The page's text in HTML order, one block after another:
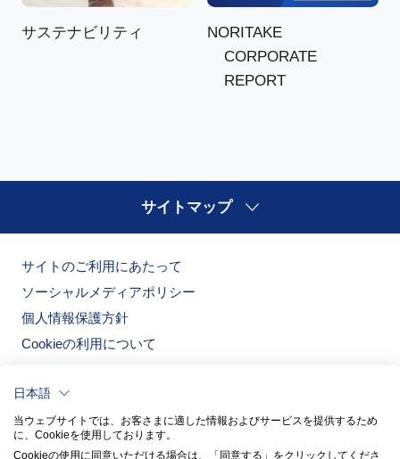
サステナビリティ
NORITAKE
CORPORATE
REPORT
サイトマップ
サイトのご利用にあたって
ソーシャルメディアポリシー
個人情報保護方針
Cookieの利用について
日本語
当ウェブサイトでは、お客さまに適した情報およびサービスを提供するため
に、Cookieを使用しております。
Cookieの使用に同意いただける場合は、「同意する」をクリックしてくださ